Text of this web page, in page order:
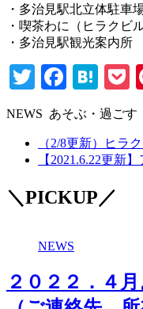
・多治見駅北立体駐車
・喫茶わに（ヒラクビル
・多治見駅観光案内所
Twitter
NEWS あそぶ・過ごす
（2/8更新）ヒラ
【2021.6.22更新
＼PICKUP／
NEWS
２０２２．４